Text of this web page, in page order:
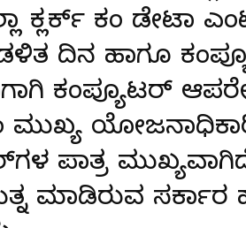
ಕ್ಲರ್ಕ್ ಕಂ ಡೇಟಾ
ದಿನ ಹಾಗೂ
ಕಂಪ್ಯೂಟರ್
ಪಾತ್ರ
ಮಾಡಿರುವ